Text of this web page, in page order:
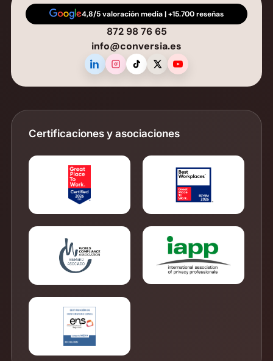
4,8/5 valoración media | +15.700 reseñas
872 98 76 65
info@conversia.es
Certificaciones y asociaciones